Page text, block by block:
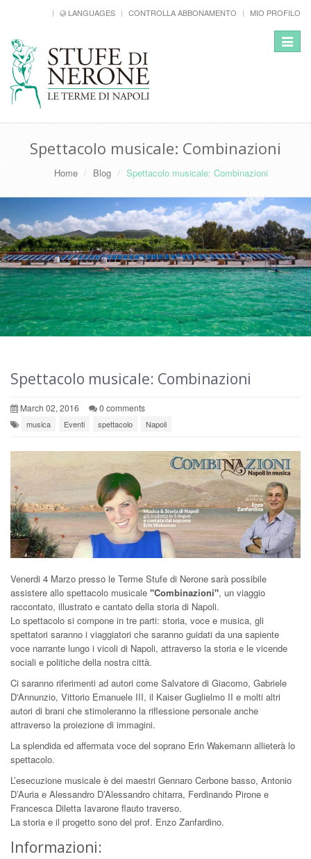
LANGUAGES CONTROLLA ABBONAMENTO MIO PROFILO
Toggle
Spettacolo musicale: Combinazioni
Home Blog Spettacolo musicale: Combinazioni
Spettacolo musicale: Combinazioni
March 02, 2016 0 comments
musica Eventi spettacolo Napoli
Venerdi 4 Marzo presso le Terme Stufe di Nerone sarà possibile
assistere allo spettacolo musicale "Combinazioni", un viaggio
raccontato, illustrato e cantato della storia di Napoli.
Lo spettacolo si compone in tre parti: storia, voce e musica, gli
spettatori saranno i viaggiatori che saranno guidati da una sapiente
voce narrante lungo i vicoli di Napoli, attraverso la storia e le vicende
sociali e politiche della nostra città.
Ci saranno riferimenti ad autori come Salvatore di Giacomo, Gabriele
D'Annunzio, Vittorio Emanuele III, il Kaiser Guglielmo II e molti altri
autori di brani che stimoleranno la riflessione personale anche
attraverso la proiezione di immagini.
La splendida ed affermata voce del soprano Erin Wakemann allieterà lo
spettacolo.
L’esecuzione musicale è dei maestri Gennaro Cerbone basso, Antonio
D’Auria e Alessandro D’Alessandro chitarra, Ferdinando Pirone e
Francesca Diletta Iavarone flauto traverso.
La storia e il progetto sono del prof. Enzo Zanfardino.
Informazioni: